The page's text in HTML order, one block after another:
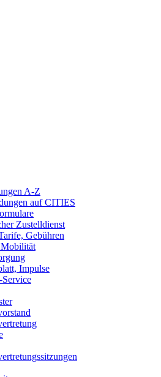
A-Z
auf CITIES
Zustelldienst
Gebühren
Impulse